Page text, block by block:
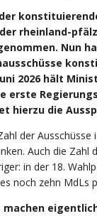
rheinland-
Nun
2026 hält
erste
hierzu die
der
Auch die Zahl
in der 18.
noch zehn MdLs
machen